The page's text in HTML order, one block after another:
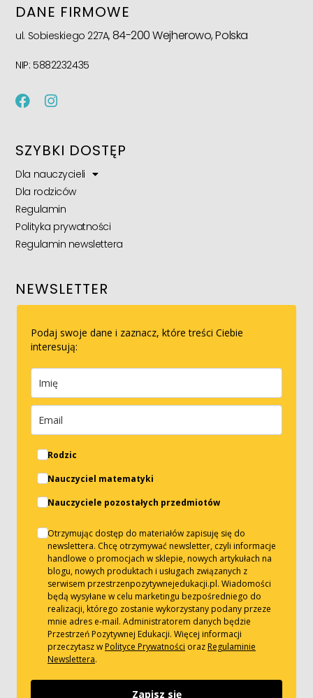
DANE FIRMOWE
ul. Sobieskiego 227A, 84-200 Wejherowo, Polska
NIP: 5882232435
SZYBKI DOSTĘP
Dla nauczycieli
Dla rodziców
Regulamin
Polityka prywatności
Regulamin newslettera
NEWSLETTER
Podaj swoje dane i zaznacz, które treści Ciebie
interesują:
Rodzic
Nauczyciel matematyki
Nauczyciele pozostałych przedmiotów
Otrzymując dostęp do materiałów zapisuję się do
newslettera. Chcę otrzymywać newsletter, czyli informacje
handlowe o promocjach w sklepie, nowych artykułach na
blogu, nowych produktach i usługach związanych z
serwisem przestrzenpozytywnejedukacji.pl. Wiadomości
będą wysyłane w celu marketingu bezpośredniego do
realizacji, którego zostanie wykorzystany podany przeze
mnie adres e-mail. Administratorem danych będzie
Przestrzeń Pozytywnej Edukacji. Więcej informacji
przeczytasz wPolityce Prywatności orazRegulaminie
Newslettera.
Zapisz się